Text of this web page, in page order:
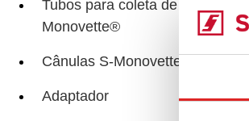
Tubos para coleta de sangue S-
Monovette®
Cânulas S-Monovette
Adaptador